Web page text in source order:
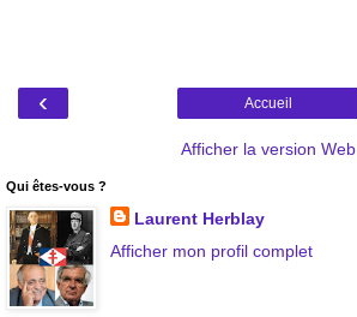
‹ Accueil
Afficher la version Web
Qui êtes-vous ?
Laurent Herblay
Afficher mon profil complet